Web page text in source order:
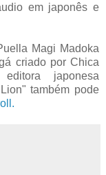
em japonês e
Magi Madoka
criado por Chica
japonesa
também pode